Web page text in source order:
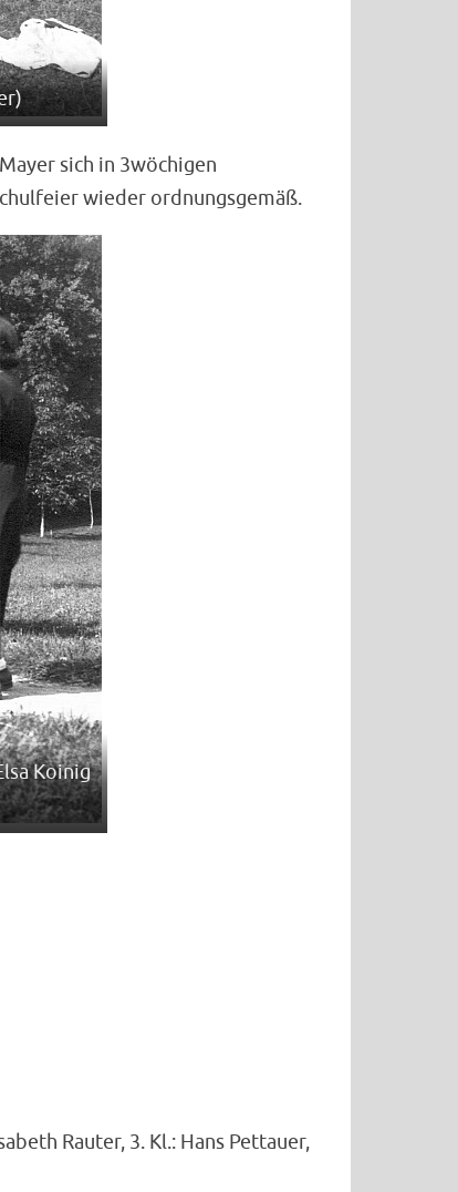
sich in 3wöchigen
wieder ordnungsgemäß.
Koinig
Rauter, 3. Kl.: Hans Pettauer,